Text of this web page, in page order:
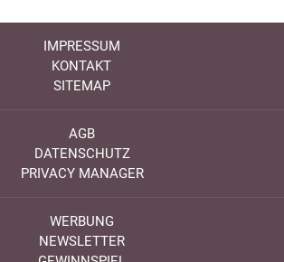
IMPRESSUM
KONTAKT
SITEMAP
AGB
DATENSCHUTZ
PRIVACY MANAGER
WERBUNG
NEWSLETTER